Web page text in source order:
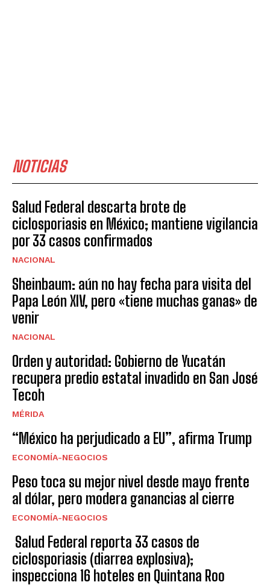
NOTICIAS
Salud Federal descarta brote de
ciclosporiasis en México; mantiene vigilancia
por 33 casos confirmados
NACIONAL
Sheinbaum: aún no hay fecha para visita del
Papa León XIV, pero «tiene muchas ganas» de
venir
NACIONAL
Orden y autoridad: Gobierno de Yucatán
recupera predio estatal invadido en San José
Tecoh
MÉRIDA
“México ha perjudicado a EU”, afirma Trump
ECONOMÍA-NEGOCIOS
Peso toca su mejor nivel desde mayo frente
al dólar, pero modera ganancias al cierre
ECONOMÍA-NEGOCIOS
Salud Federal reporta 33 casos de
ciclosporiasis (diarrea explosiva);
inspecciona 16 hoteles en Quintana Roo